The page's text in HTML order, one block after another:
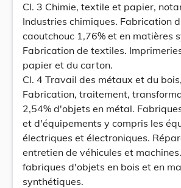
CI. 3 Chimie, textile et papier,
Industries chimiques. Fabrication
caoutchouc 1,76% et en matières
Fabrication de textiles.
papier et du carton.
Cl. 4 Travail des métaux et du
Fabrication, traitement,
2,54% d'objets en métal.
et d'équipements y compris les
électriques et électroniques.
entretien de véhicules et
fabriques d'objets en bois et en
synthétiques.